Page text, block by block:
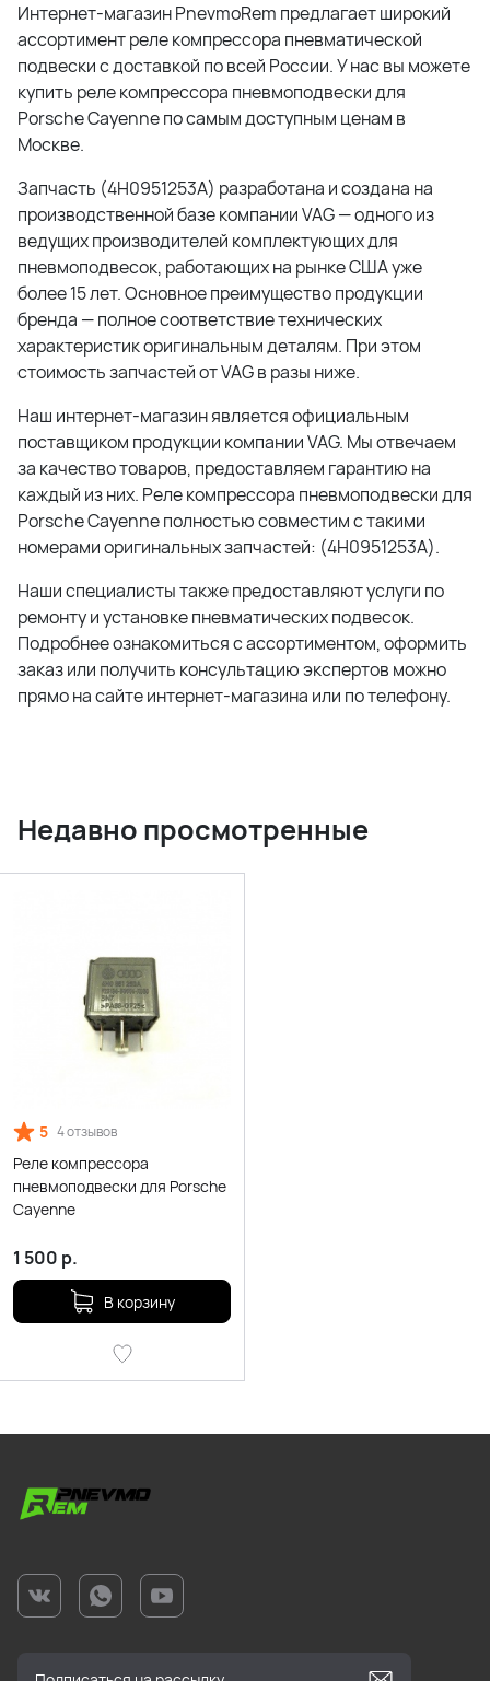
Интернет-магазин PnevmoRem предлагает широкий
ассортимент реле компрессора пневматической
подвески с доставкой по всей России. У нас вы можете
купить реле компрессора пневмоподвески для
Porsche Cayenne по самым доступным ценам в
Москве.
Запчасть (4H0951253A) разработана и создана на
производственной базе компанииVAG— одного из
ведущих производителей комплектующих для
пневмоподвесок, работающих на рынке США уже
более 15 лет. Основное преимущество продукции
бренда — полное соответствие технических
характеристик оригинальным деталям. При этом
стоимость запчастей отVAGв разы ниже.
Наш интернет-магазин является официальным
поставщиком продукции компанииVAG. Мы отвечаем
за качество товаров, предоставляем гарантию на
каждый из них. Реле компрессора пневмоподвески для
Porsche Cayenne полностью совместим с такими
номерами оригинальных запчастей: (4H0951253A).
Наши специалисты также предоставляют услуги по
ремонту и установке пневматических подвесок.
Подробнее ознакомиться с ассортиментом, оформить
заказ или получить консультацию экспертов можно
прямо на сайте интернет-магазина или по телефону.
Недавно просмотренные
5 4 отзывов
Реле компрессора
пневмоподвески для Porsche
Cayenne
1 500 р.
В корзину